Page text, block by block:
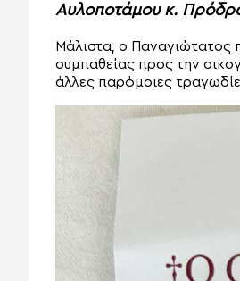
Αυλοποτάμου κ.
Μάλιστα, ο
συμπαθείας προς την
άλλες παρόμοιες